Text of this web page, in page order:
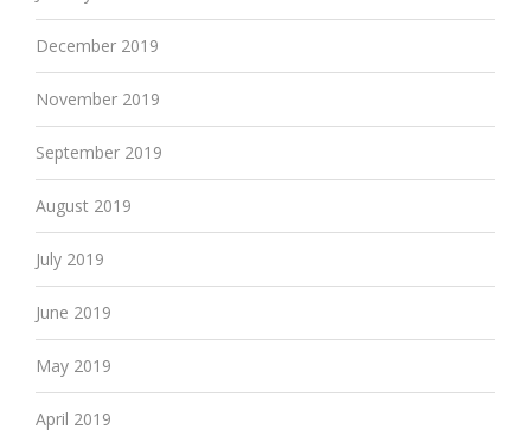
December 2019
November 2019
September 2019
August 2019
July 2019
June 2019
May 2019
April 2019